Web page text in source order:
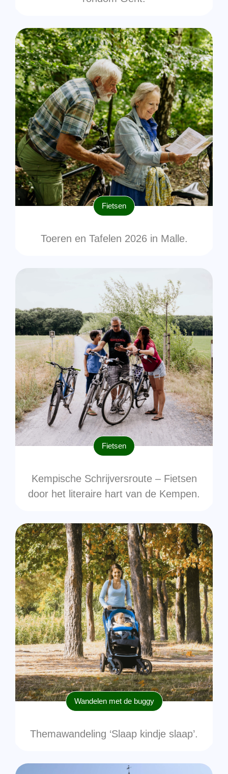
Fietsen
Toeren en Tafelen 2026 in Malle.
Fietsen
Kempische Schrijversroute – Fietsen
door het literaire hart van de Kempen.
Wandelen met de buggy
Themawandeling ‘Slaap kindje slaap’.